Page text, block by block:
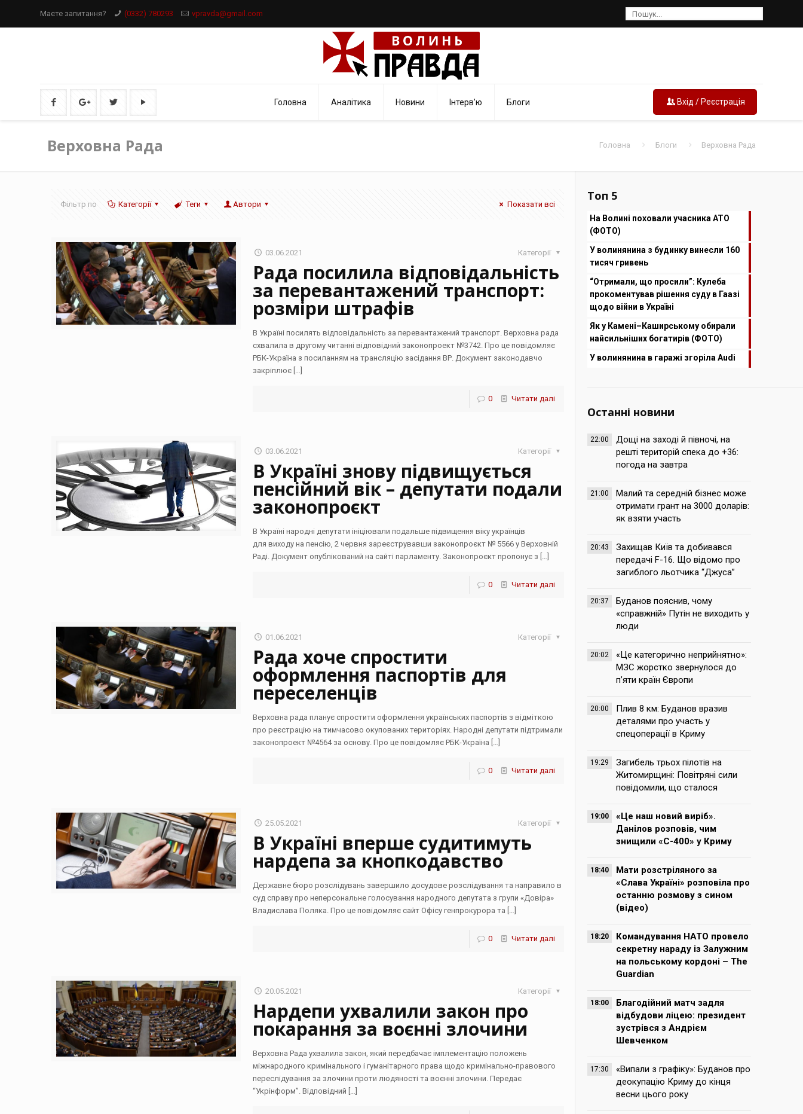
Маєте запитання? (0332) 780293 vpravda@gmail.com
Головна Аналітика Новини Інтерв’ю Блоги Вхід / Реєстрація
Верховна Рада Головна Блоги Верховна Рада
Фільтр по Категорії Теги Автори Показати всі
03.06.2021 Категорії
Рада посилила відповідальність
за перевантажений транспорт:
розміри штрафів
В Україні посилять відповідальність за перевантажений транспорт. Верховна рада
схвалила в другому читанні відповідний законопроект №3742. Про це повідомляє
РБК-Україна з посиланням на трансляцію засідання ВР. Документ законодавчо
закріплює […]
0 Читати далі
03.06.2021 Категорії
В Україні знову підвищується
пенсійний вік – депутати подали
законопроєкт
В Україні народні депутати ініціювали подальше підвищення віку українців
для виходу на пенсію, 2 червня зареєструвавши законопроєкт № 5566 у Верховній
Раді. Документ опублікований на сайті парламенту. Законопроєкт пропонує з […]
0 Читати далі
01.06.2021 Категорії
Рада хоче спростити
оформлення паспортів для
переселенців
Верховна рада планує спростити оформлення українських паспортів з відміткою
про реєстрацію на тимчасово окупованих територіях. Народні депутати підтримали
законопроект №4564 за основу. Про це повідомляє РБК-Україна […]
0 Читати далі
25.05.2021 Категорії
В Україні вперше судитимуть
нардепа за кнопкодавство
Державне бюро розслідувань завершило досудове розслідування та направило в
суд справу про неперсональне голосування народного депутата з групи «Довіра»
Владислава Поляка. Про це повідомляє сайт Офісу генпрокурора та […]
0 Читати далі
20.05.2021 Категорії
Нардепи ухвалили закон про
покарання за воєнні злочини
Верховна Рада ухвалила закон, який передбачає імплементацію положень
міжнародного кримінального і гуманітарного права щодо кримінально-правового
переслідування за злочини проти людяності та воєнні злочини. Передає
“Укрінформ”. Відповідний […]
Топ 5
На Волині поховали учасника АТО
(ФОТО)
У волинянина з будинку винесли 160
тисяч гривень
“Отримали, що просили”: Кулеба
прокоментував рішення суду в Гаазі
щодо війни в Україні
Як у Камені–Каширському обирали
найсильніших богатирів (ФОТО)
У волинянина в гаражі згоріла Audi
Останні новини
22:00
Дощі на заході й півночі, на
решті територій спека до +36:
погода на завтра
21:00
Малий та середній бізнес може
отримати грант на 3000 доларів:
як взяти участь
20:43
Захищав Київ та добивався
передачі F-16. Що відомо про
загиблого льотчика “Джуса”
20:37
Буданов пояснив, чому
«справжній» Путін не виходить у
люди
20:02
«Це категорично неприйнятно»:
МЗС жорстко звернулося до
п’яти країн Європи
20:00
Плив 8 км: Буданов вразив
деталями про участь у
спецоперації в Криму
19:29
Загибель трьох пілотів на
Житомирщині: Повітряні сили
повідомили, що сталося
19:00
«Це наш новий виріб».
Данілов розповів, чим
знищили «С-400» у Криму
18:40
Мати розстріляного за
«Слава Україні» розповіла про
останню розмову з сином
(відео)
18:20
Командування НАТО провело
секретну нараду із Залужним
на польському кордоні – The
Guardian
18:00
Благодійний матч задля
відбудови ліцею: президент
зустрівся з Андрієм
Шевченком
17:30
«Випали з графіку»: Буданов про
деокупацію Криму до кінця
весни цього року